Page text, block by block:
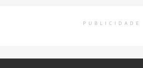
PUBLICIDADE